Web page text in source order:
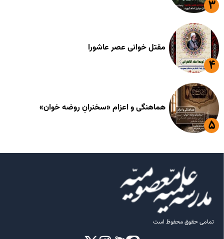
مقتل خوانی عصر عاشورا
هماهنگی و اعزام «سخنرانِ روضه خوان»
تمامی حقوق محفوظ است